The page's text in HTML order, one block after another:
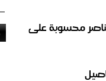
عناصر محسوبة على